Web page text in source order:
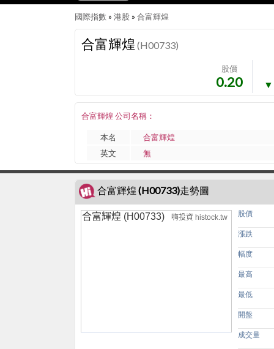
國際指數 » 港股 » 合富輝煌
合富輝煌 (H00733)
股價
0.20
合富輝煌 公司名稱：
本名
合富輝煌
英文
無
合富輝煌 (H00733)走勢圖
合富輝煌 (H00733) 嗨投資 histock.tw
股價
漲跌
幅度
最高
最低
開盤
成交量